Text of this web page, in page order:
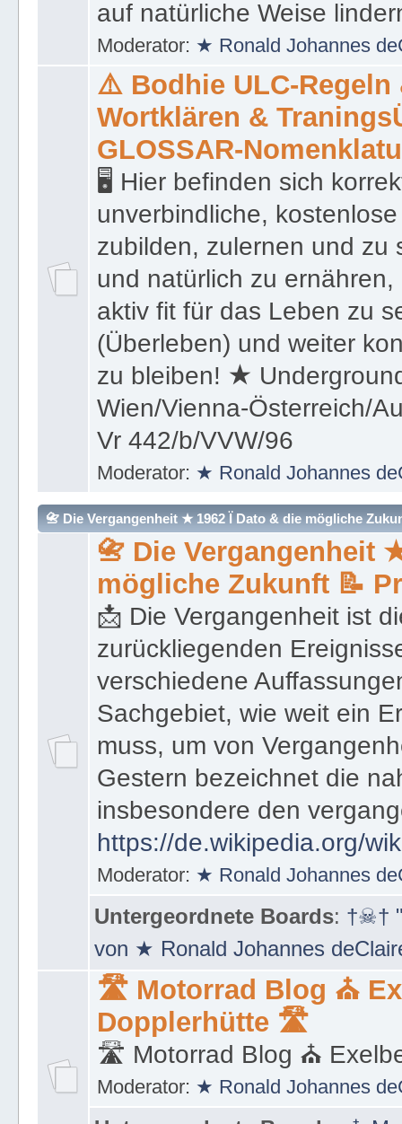
aus der NaturApotheke,
auf natürliche Weise
Moderator:★ Ronald Johannes
⚠️ Bodhie ULC-Regeln
Wortklären &
GLOSSAR-
🖥 Hier befinden sich
unverbindliche,
zubilden, zulernen und zu
und natürlich zu
aktiv fit für das Leben zu
(Überleben) und weiter
zu bleiben! ★
Wien/Vienna-Österreich/
Vr 442/b/VVW/96
Moderator:★ Ronald Johannes
📇 Die Vergangenheit ★ 1962 Ï Dato & die mögliche
📇 Die Vergangenheit
mögliche Zukunft 📝
📩 Die Vergangenheit ist
zurückliegenden
verschiedene
Sachgebiet, wie weit ein
muss, um von
Gestern bezeichnet die
insbesondere den
https://de.wikipedia.org/
Moderator:★ Ronald Johannes
Untergeordnete Boards:†☠†
von ★ Ronald Johannes
🛣 Motorrad Blog ⛪
Dopplerhütte 🛣
🛣 Motorrad Blog ⛪